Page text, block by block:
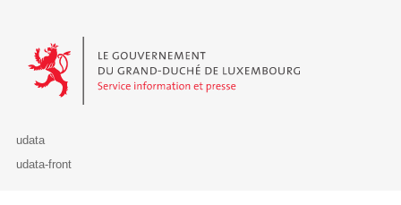
Le Gouvernement du Grand-Duché de Luxembourg - Service
udata
udata-front